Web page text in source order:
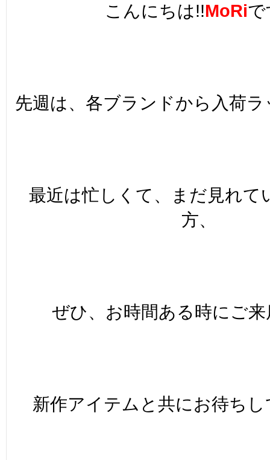
こんにちは!!MoRiで
先週は、各ブランドから入荷
最近は忙しくて、まだ見れて
方、
ぜひ、お時間ある時にご
新作アイテムと共にお待ち